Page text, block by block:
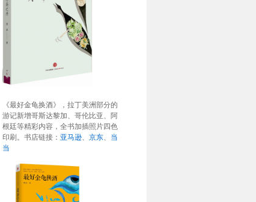
《最好金龟换酒》，拉丁美洲部分的
游记新增哥斯达黎加、哥伦比亚、阿
根廷等精彩内容，全书加插照片四色
印刷。书店链接： 亚马逊 京东
当
当